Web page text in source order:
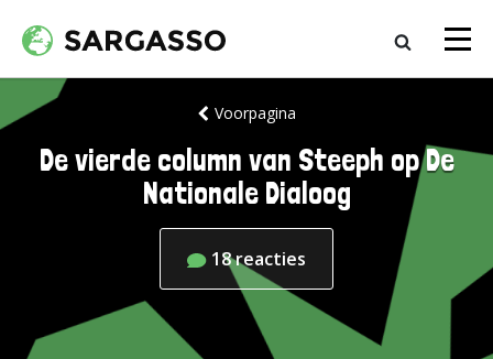
Voorpagina
De vierde column van Steeph op De
Nationale Dialoog
18reacties